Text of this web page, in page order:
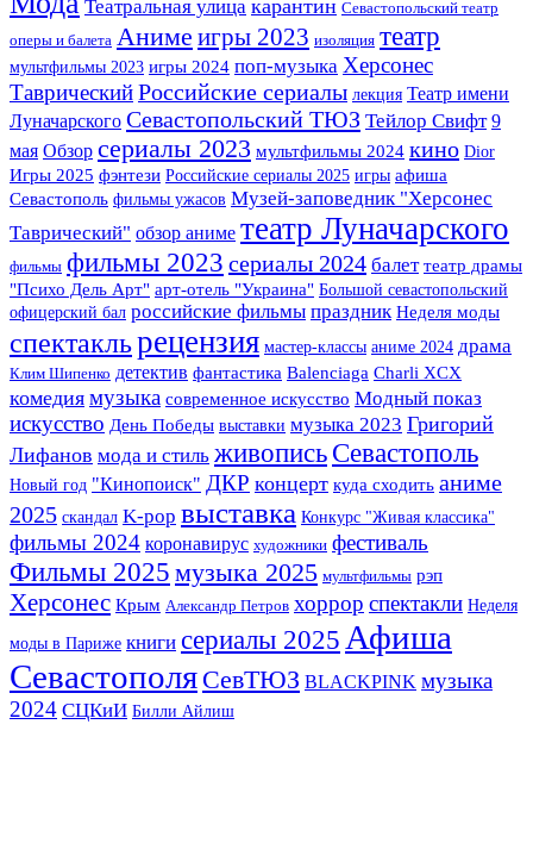
Театральная улица карантин Севастопольский театр
оперы и балета Аниме игры 2023 изоляция театр
мультфильмы 2023 игры 2024 поп-музыка Херсонес
ТаврическийРоссийские сериалы лекция Театр имени
Луначарского Севастопольский ТЮЗ Тейлор Свифт 9
мая Обзор сериалы 2023 мультфильмы 2024 кино Dior
Игры 2025 фэнтези Российские сериалы 2025 игры афиша
Севастополь фильмы ужасов Музей-заповедник "Херсонес
Таврический" обзор аниме театр Луначарского
фильмы фильмы 2023 сериалы 2024 балет театр драмы
"Психо Дель Арт" арт-отель "Украина" Большой севастопольский
офицерский бал российские фильмы праздник Неделя моды
спектакльрецензия мастер-классы аниме 2024 драма
Клим Шипенко детектив фантастика Balenciaga Charli XCX
комедия музыка современное искусство Модный показ
искусство День Победы выставки музыка 2023 Григорий
Лифанов мода и стиль живопись Севастополь
Новый год "Кинопоиск" ДКР концерт куда сходить аниме
2025 скандал K-pop выставка Конкурс "Живая классика"
фильмы 2024 коронавирус художники фестиваль
Фильмы 2025 музыка 2025 мультфильмы рэп
Херсонес Крым Александр Петров хоррор спектакли Неделя
моды в Париже книги сериалы 2025 Афиша
Севастополя СевТЮЗ BLACKPINK музыка
2024 СЦКиИ Билли Айлиш